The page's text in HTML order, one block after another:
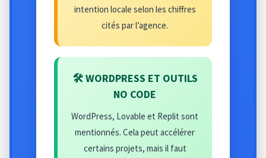
intention locale selon les chiffres
cités par l’agence.
🛠️ WORDPRESS ET OUTILS
NO CODE
WordPress, Lovable et Replit sont
mentionnés. Cela peut accélérer
certains projets, mais il faut